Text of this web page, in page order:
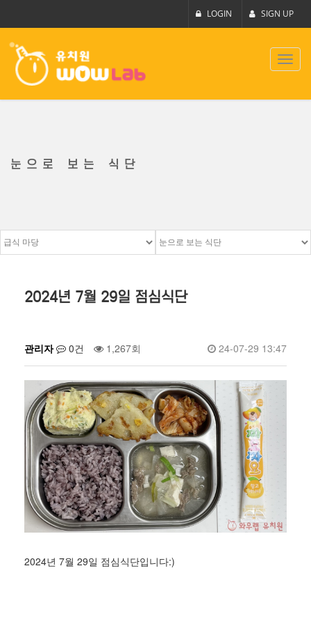
LOGIN SIGN UP
눈으로 보는 식단
2024년 7월 29일 점심식단
관리자 0건 1,267회 24-07-29 13:47
2024년 7월 29일 점심식단입니다:)